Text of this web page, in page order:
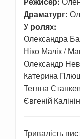
Драматург:
У ролях:
Олександра
Ніко Малік /
Олександр
Катерина
Тетяна
Євгеній Калінін
Тривалість